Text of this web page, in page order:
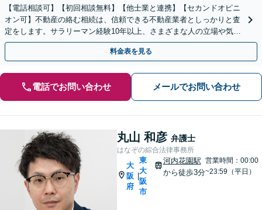
【電話相談可】【初回相談無料】【他士業と連携】【セカンドオピニ
オン可】不動産の絡む相続は、信頼できる不動産業者としっかりと査
定をします。サラリーマン経験10年以上、さまざまな人の立場や気持
ちが分かります。遺産分割や相続放棄もお任せください。
料金表を見る
電話でお問い合わせ メールでお問い合わせ
丸山 和彦 弁護士
はなぞの綜合法律事務所
大
阪
府
東
大
阪
市
河内花園駅
から徒歩3分
営業時間：00:00
~23:59（平日）